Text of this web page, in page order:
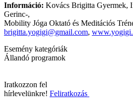
Információ: Kovács Brigitta Gyermek,
Gerinc-,
Mobility Jóga Oktató és Meditációs
brigitta.yogigi@gmail.com,
Esemény kategóriák
Állandó programok
Iratkozzon fel
hírlevelünkre! Feliratkozás